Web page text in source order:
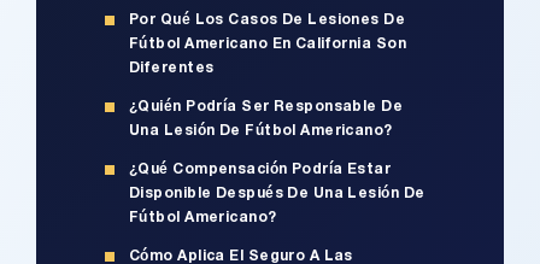
Por Qué Los Casos De Lesiones De
Fútbol Americano En California Son
Diferentes
¿Quién Podría Ser Responsable De
Una Lesión De Fútbol Americano?
¿Qué Compensación Podría Estar
Disponible Después De Una Lesión De
Fútbol Americano?
Cómo Aplica El Seguro A Las